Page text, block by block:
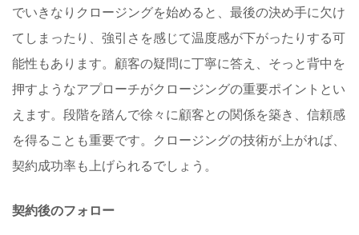
でいきなりクロージングを始めると、最後の決め手に欠け
てしまったり、強引さを感じて温度感が下がったりする可
能性もあります。顧客の疑問に丁寧に答え、そっと背中を
押すようなアプローチがクロージングの重要ポイントとい
えます。段階を踏んで徐々に顧客との関係を築き、信頼感
を得ることも重要です。クロージングの技術が上がれば、
契約成功率も上げられるでしょう。
契約後のフォロー